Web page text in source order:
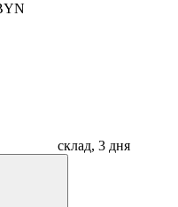
склад, 3 дня